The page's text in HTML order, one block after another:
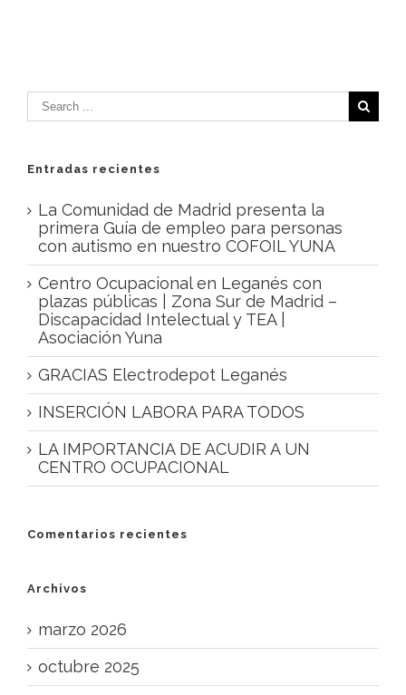
Entradas recientes
La Comunidad de Madrid presenta la
primera Guía de empleo para personas
con autismo en nuestro COFOIL YUNA
Centro Ocupacional en Leganés con
plazas públicas | Zona Sur de Madrid –
Discapacidad Intelectual y TEA |
Asociación Yuna
GRACIAS Electrodepot Leganés
INSERCIÓN LABORA PARA TODOS
LA IMPORTANCIA DE ACUDIR A UN
CENTRO OCUPACIONAL
Comentarios recientes
Archivos
marzo 2026
octubre 2025